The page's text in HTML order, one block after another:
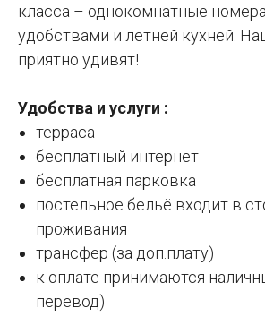
класса – однокомнатные
удобствами и летней кухней.
приятно удивят!
Удобства и услуги :
терраса
бесплатный интернет
бесплатная парковка
постельное бельё входит в
проживания
трансфер (за доп.плату)
к оплате принимаются
перевод)